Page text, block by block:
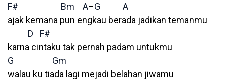
F#
Bm A–G
A
ajak kemana pun engkau berada jadikan temanmu
D
F#
karna cintaku tak pernah padam untukmu
G
Gm
walau ku tiada lagi mejadi belahan jiwamu